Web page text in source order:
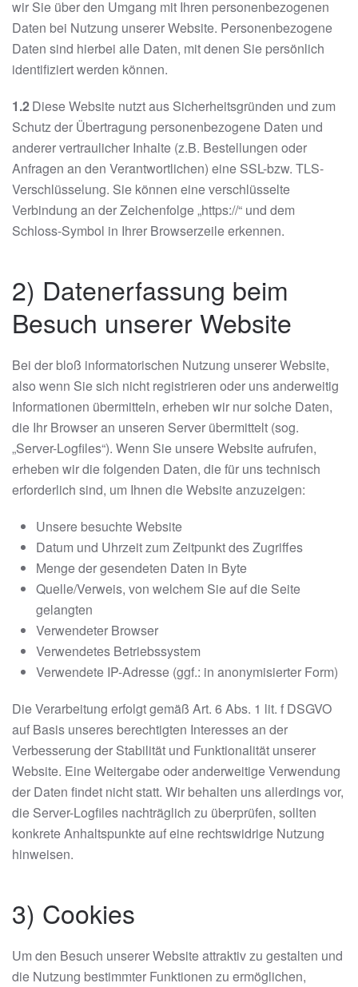
wir Sie über den Umgang mit Ihren personenbezogenen
Daten bei Nutzung unserer Website. Personenbezogene
Daten sind hierbei alle Daten, mit denen Sie persönlich
identifiziert werden können.
1.2Diese Website nutzt aus Sicherheitsgründen und zum
Schutz der Übertragung personenbezogene Daten und
anderer vertraulicher Inhalte (z.B. Bestellungen oder
Anfragen an den Verantwortlichen) eine SSL-bzw. TLS-
Verschlüsselung. Sie können eine verschlüsselte
Verbindung an der Zeichenfolge „https://“ und dem
Schloss-Symbol in Ihrer Browserzeile erkennen.
2) Datenerfassung beim
Besuch unserer Website
Bei der bloß informatorischen Nutzung unserer Website,
also wenn Sie sich nicht registrieren oder uns anderweitig
Informationen übermitteln, erheben wir nur solche Daten,
die Ihr Browser an unseren Server übermittelt (sog.
„Server-Logfiles“). Wenn Sie unsere Website aufrufen,
erheben wir die folgenden Daten, die für uns technisch
erforderlich sind, um Ihnen die Website anzuzeigen:
Unsere besuchte Website
Datum und Uhrzeit zum Zeitpunkt des Zugriffes
Menge der gesendeten Daten in Byte
Quelle/Verweis, von welchem Sie auf die Seite
gelangten
Verwendeter Browser
Verwendetes Betriebssystem
Verwendete IP-Adresse (ggf.: in anonymisierter Form)
Die Verarbeitung erfolgt gemäß Art. 6 Abs. 1 lit. f DSGVO
auf Basis unseres berechtigten Interesses an der
Verbesserung der Stabilität und Funktionalität unserer
Website. Eine Weitergabe oder anderweitige Verwendung
der Daten findet nicht statt. Wir behalten uns allerdings vor,
die Server-Logfiles nachträglich zu überprüfen, sollten
konkrete Anhaltspunkte auf eine rechtswidrige Nutzung
hinweisen.
3) Cookies
Um den Besuch unserer Website attraktiv zu gestalten und
die Nutzung bestimmter Funktionen zu ermöglichen,